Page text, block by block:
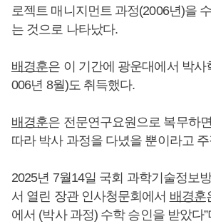
로젝트 매니지먼트 과정(2006년)을
는 것으로 나타났다.
배경훈은 이 기간에 광운대에서 박사
006년 8월)도 취득했다.
배경훈은 전문연구요원으로 복무하
따라 박사 과정을 다녔을 뿐이라고
2025년 7월14일 국회 과학기술정보
서 열린 장관 인사청문회에서 배경훈
에서 (박사 과정) 수학 승인을 받았다